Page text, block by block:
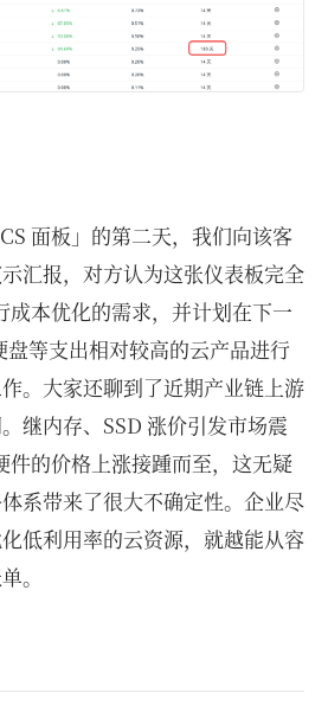
面板」的第二天，我们向该客
汇报，对方认为这张仪表板完全
成本优化的需求，并计划在下一
等支出相对较高的云产品进行
。大家还聊到了近期产业链上游
继内存、SSD 涨价引发市场震
件的价格上涨接踵而至，这无疑
系带来了很大不确定性。企业尽
低利用率的云资源，就越能从容
。